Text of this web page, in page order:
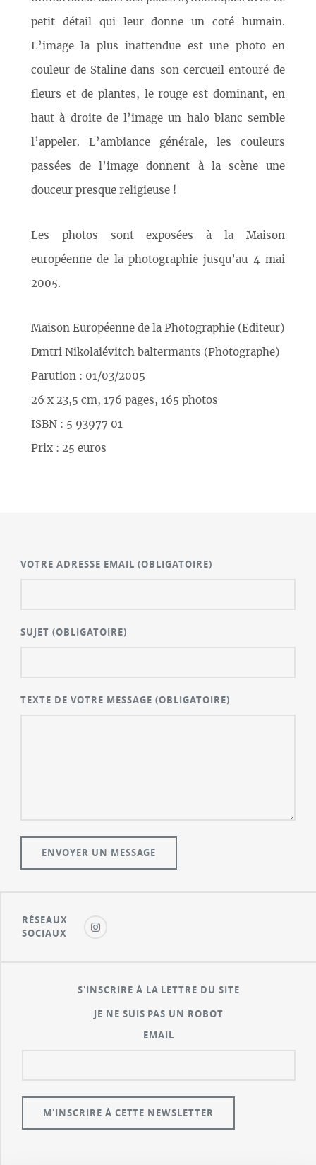
petit détail qui leur donne un coté humain.
L’image la plus inattendue est une photo en
couleur de Staline dans son cercueil entouré de
fleurs et de plantes, le rouge est dominant, en
haut à droite de l’image un halo blanc semble
l’appeler. L’ambiance générale, les couleurs
passées de l’image donnent à la scène une
douceur presque religieuse !
Les photos sont exposées à la Maison
européenne de la photographie jusqu’au 4 mai
2005.
Maison Européenne de la Photographie (Editeur)
Dmtri Nikolaiévitch baltermants (Photographe)
Parution : 01/03/2005
26 x 23,5 cm, 176 pages, 165 photos
ISBN : 5 93977 01
Prix : 25 euros
VOTRE ADRESSE EMAIL(OBLIGATOIRE)
SUJET(OBLIGATOIRE)
TEXTE DE VOTRE MESSAGE(OBLIGATOIRE)
RÉSEAUX
SOCIAUX
S'INSCRIRE À LA LETTRE DU SITE
JE NE SUIS PAS UN ROBOT
EMAIL